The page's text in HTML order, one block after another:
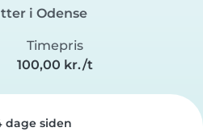
i Odense
Timepris
100,00 kr./t
dage siden